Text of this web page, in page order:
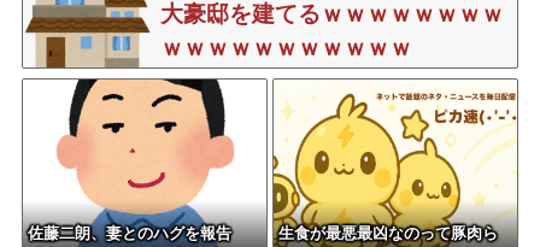
大豪邸を建てるｗｗｗｗｗｗｗｗ
ｗｗｗｗｗｗｗｗｗｗｗ
佐藤二朗、妻とのハグを報告
生食が最悪最凶なのって豚肉ら